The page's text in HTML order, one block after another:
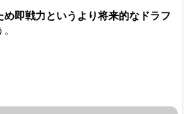
め即戦力というより将来的なドラフ